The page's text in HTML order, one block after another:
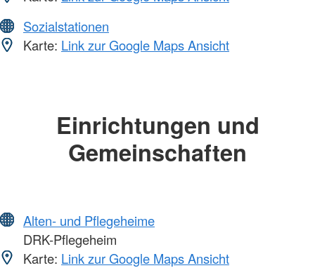
Sozialstationen
Karte: Link zur Google Maps Ansicht
Einrichtungen und
Gemeinschaften
Alten- und Pflegeheime
DRK-Pflegeheim
Karte: Link zur Google Maps Ansicht